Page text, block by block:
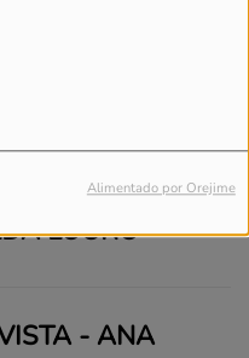
Alimentado por Orejime
- JOAQUIM
-
LOURO
- ANA